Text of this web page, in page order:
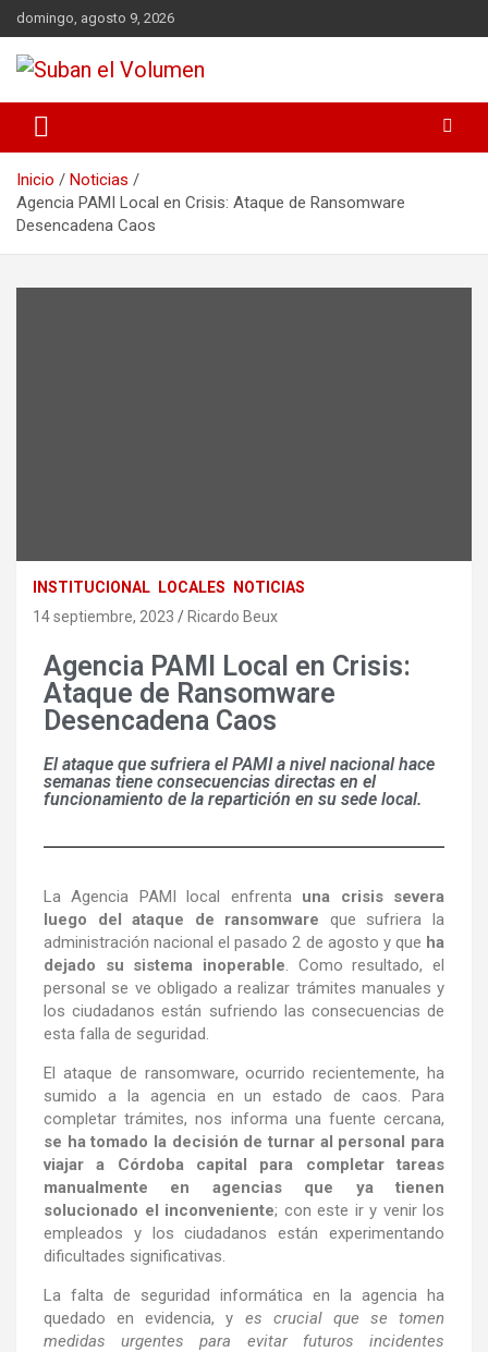
domingo, agosto 9, 2026
Suban el Volumen
Departamento Santamaría
Inicio
Noticias
Agencia PAMI Local en Crisis: Ataque de Ransomware
Desencadena Caos
INSTITUCIONAL LOCALES
NOTICIAS
14 septiembre, 2023
Ricardo Beux
Agencia PAMI Local en Crisis:
Ataque de Ransomware
Desencadena Caos
El ataque que sufriera el PAMI a nivel nacional hace
semanas tiene consecuencias directas en el
funcionamiento de la repartición en su sede local.
La Agencia PAMI local enfrenta una crisis severa
luego del ataque de ransomware que sufriera la
administración nacional el pasado 2 de agosto y que ha
dejado su sistema inoperable. Como resultado, el
personal se ve obligado a realizar trámites manuales y
los ciudadanos están sufriendo las consecuencias de
esta falla de seguridad.
El ataque de ransomware, ocurrido recientemente, ha
sumido a la agencia en un estado de caos. Para
completar trámites, nos informa una fuente cercana,
se ha tomado la decisión de turnar al personal para
viajar a Córdoba capital para completar tareas
manualmente en agencias que ya tienen
solucionado el inconveniente; con este ir y venir los
empleados y los ciudadanos están experimentando
dificultades significativas.
La falta de seguridad informática en la agencia ha
quedado en evidencia, y es crucial que se tomen
medidas urgentes para evitar futuros incidentes